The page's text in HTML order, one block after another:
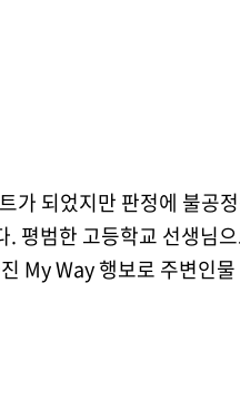
가 되었지만 판정에 불공
. 평범한 고등학교 선생님
My Way 행보로 주변인